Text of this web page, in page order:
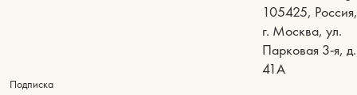
105425, Россия,
г. Москва, ул.
Парковая 3-я, д.
41А
Подписка